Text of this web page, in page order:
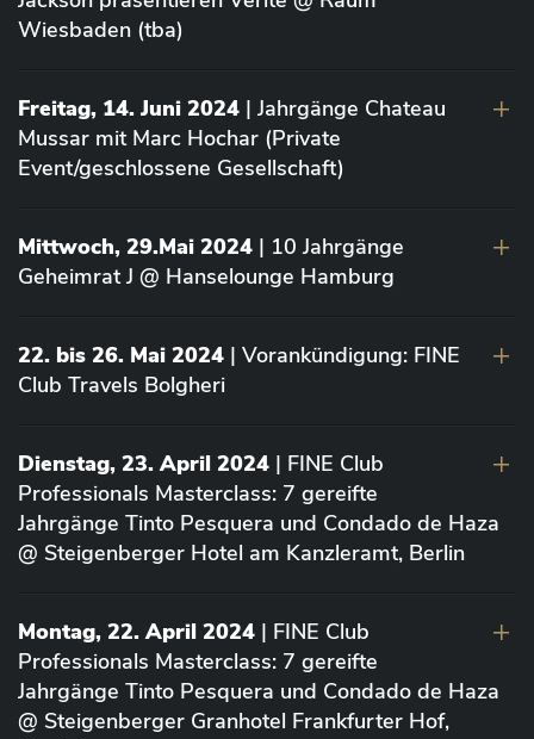
Wiesbaden (tba)
Freitag, 14. Juni 2024 | Jahrgänge Chateau
Mussar mit Marc Hochar (Private
Event/geschlossene Gesellschaft)
Mittwoch, 29.Mai 2024 | 10 Jahrgänge
Geheimrat J @ Hanselounge Hamburg
22. bis 26. Mai 2024 | Vorankündigung: FINE
Club Travels Bolgheri
Dienstag, 23. April 2024 | FINE Club
Professionals Masterclass: 7 gereifte
Jahrgänge Tinto Pesquera und Condado de Haza
@ Steigenberger Hotel am Kanzleramt, Berlin
Montag, 22. April 2024 | FINE Club
Professionals Masterclass: 7 gereifte
Jahrgänge Tinto Pesquera und Condado de Haza
@ Steigenberger Granhotel Frankfurter Hof,